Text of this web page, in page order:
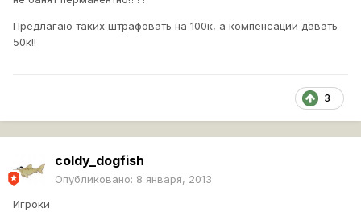
Предлагаю таких штрафовать на 100к, а компенсации давать
50к!!
3
coldy_dogfish
Опубликовано: 8 января, 2013
Игроки